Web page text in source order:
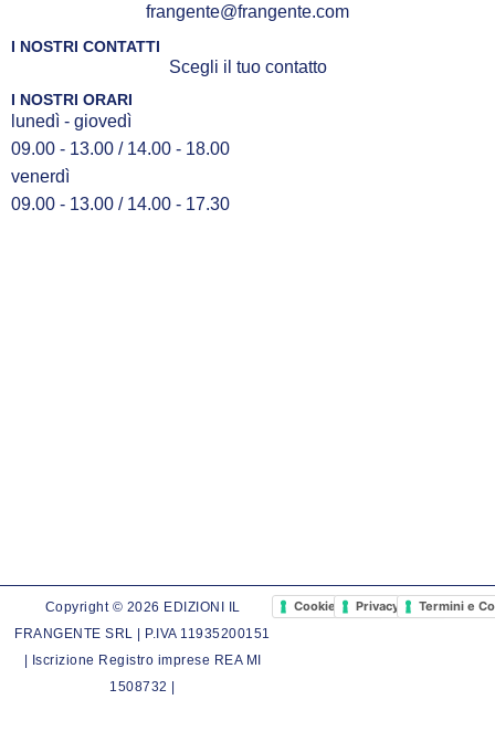
frangente@frangente.com
I NOSTRI CONTATTI
Scegli il tuo contatto
I NOSTRI ORARI
lunedì - giovedì
09.00 - 13.00 / 14.00 - 18.00
venerdì
09.00 - 13.00 / 14.00 - 17.30
Copyright © 2026 EDIZIONI IL
FRANGENTE SRL | P.IVA 11935200151
| Iscrizione Registro imprese REA MI
1508732 |
Cookie PolicyPrivacy PolicyTermini e